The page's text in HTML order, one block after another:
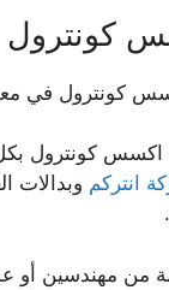
كونترول
كونترول في
كونترول
انتركم وبدالات
من مهندسين أو